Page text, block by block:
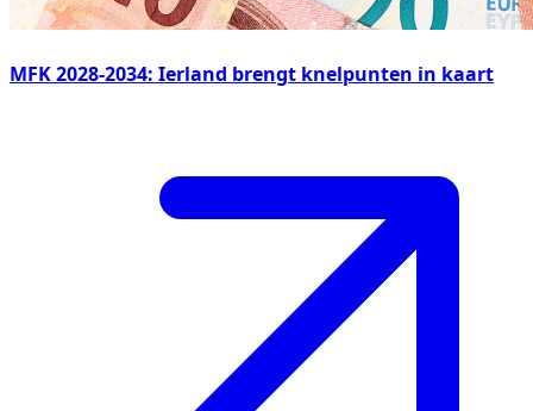
MFK 2028-2034: Ierland brengt knelpunten in kaart